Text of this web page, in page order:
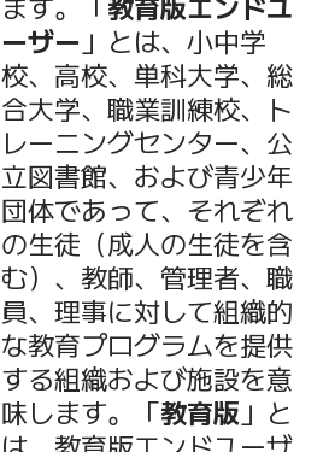
ーザー 」とは、小中学
校、高校、単科大学、総
合大学、職業訓練校、ト
レーニングセンター、公
立図書館、および青少年
団体であって、それぞれ
の生徒（成人の生徒を含
む）、教師、管理者、職
員、理事に対して組織的
な教育プログラムを提供
する組織および施設を意
味します。「教育版 」と
は、教育版エンドユーザ